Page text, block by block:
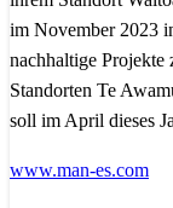
im November 2023
nachhaltige
Standorten Te
soll im April dieses
www.man-es.com